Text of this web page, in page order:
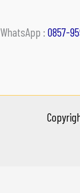
WhatsApp : 0857-